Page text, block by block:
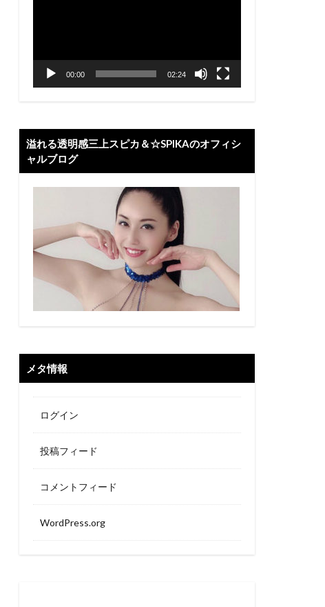
00:00 02:24
溢れる透明感三上スピカ＆☆SPIKAのオフィシ
ャルブログ
メタ情報
ログイン
投稿フィード
コメントフィード
WordPress.org